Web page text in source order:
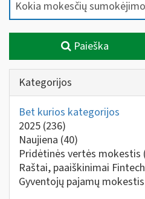
Paieška
Kategorijos
Bet kurios kategorijos
2025 (236)
Naujiena (40)
Pridėtinės vertės mokestis
Raštai, paaiškinimai Fintech
Gyventojų pajamų mokestis